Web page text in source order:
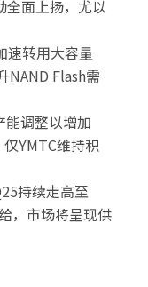
全面上扬，尤以
速转用大容量
NAND Flash需
能调整以增加
YMTC维持积
持续走高至
，市场将呈现供